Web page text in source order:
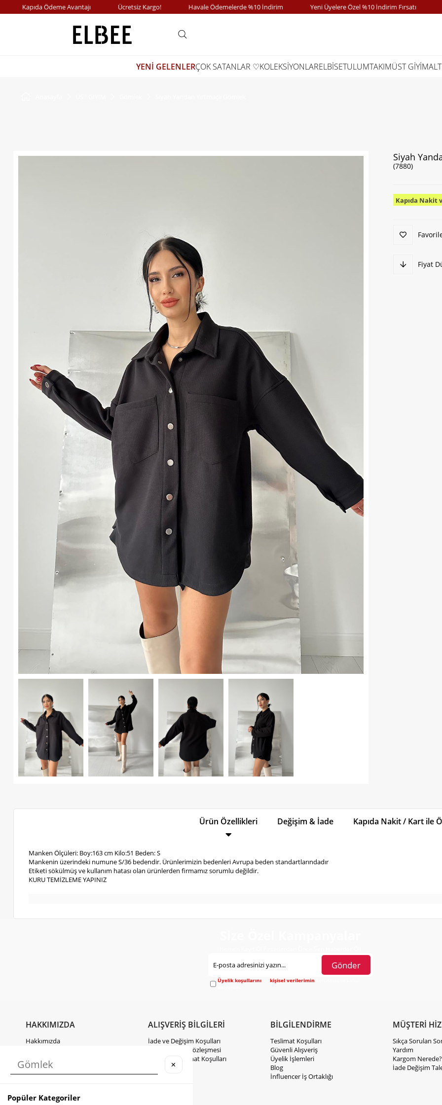
Kapıda Ödeme Avantajı Ücretsiz Kargo! Havale Ödemelerde %10 İndirim Yeni Üyelere Özel %10 İndirim Fırsatı
YENİ GELENLERÇOK SATANLAR ♡KOLEKSİYONLARELBİSETULUMTAKIMÜST GİYİM
Siyah
(7880)
Kapıda Nakit
Fiyat
Ürün Özellikleri Değişim & İade Kapıda Nakit / Kart ile
Manken Ölçüleri: Boy:163 cm Kilo:51 Beden: S
Mankenin üzerindeki numune S/36 bedendir. Ürünlerimizin bedenleri Avrupa beden standartlarındadır
Etiketi sökülmüş ve kullanım hatası olan ürünlerden firmamız sorumlu değildir.
KURU TEMİZLEME YAPINIZ
Gönder
Üyelik koşullarını vekişisel verilerimin
HAKKIMIZDA
Hakkımızda
KVKK Hakkında Bilgilendirme
İletişim
Instagram
ALIŞVERİŞ BİLGİLERİ
İade ve Değişim Koşulları
Mesafeli Satış Sözleşmesi
Kargo ve Teslimat Koşulları
BİLGİLENDİRME
Teslimat Koşulları
Güvenli Alışveriş
Üyelik İşlemleri
Blog
İnfluencer İş Ortaklığı
MÜŞTERİ
Sıkça Sorulan
Yardım
Kargom Nerede?
İade Değişim
✕
Popüler Kategoriler